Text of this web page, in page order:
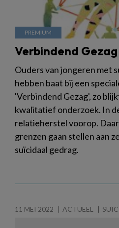
Verbindend
Ouders van jongeren met
hebben baat bij een
'Verbindend Gezag', zo
kwalitatief onderzoek. In
relatieherstel voorop.
grenzen gaan stellen aan
suïcidaal gedrag.
11 MEI 2022 ACTUEEL